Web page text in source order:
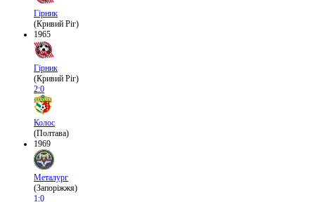
Гірник
(Кривий Ріг)
1965
Гірник
(Кривий Ріг)
2:0
Колос
(Полтава)
1969
Металург
(Запоріжжя)
1:0